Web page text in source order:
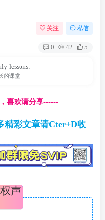
关注 私信
0 42 5
lessons.
的课堂
喜欢请分享------
精彩文章请Cter+D收
声